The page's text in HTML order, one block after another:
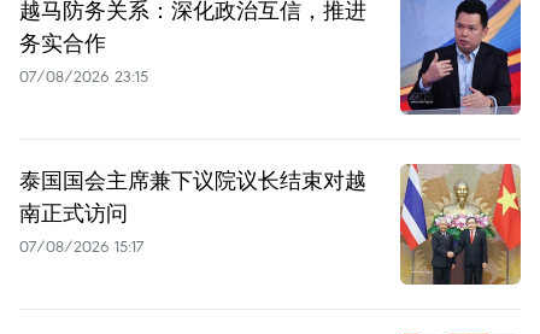
越马防务关系：深化政治互信，推进
务实合作
07/08/2026 23:15
泰国国会主席兼下议院议长结束对越
南正式访问
07/08/2026 15:17